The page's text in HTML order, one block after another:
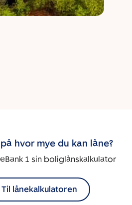
hvor mye du kan låne?
1 sin boliglånskalkulator
Til lånekalkulatoren